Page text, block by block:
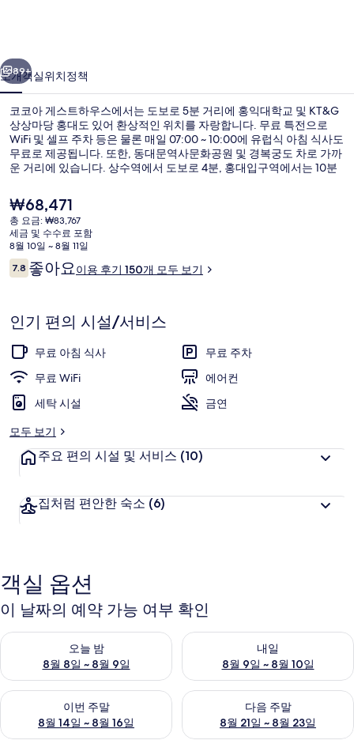
우
스
의
사
진
갤
러
리
다음
89+
소개객실위치정책
코코아 게스트하우스에서는 도보로 5분 거리에 홍익대학교 및 KT&G
상상마당 홍대도 있어 환상적인 위치를 자랑합니다. 무료 특전으로
WiFi 및 셀프 주차 등은 물론 매일 07:00 ~ 10:00에 유럽식 아침 식사도
무료로 제공됩니다. 또한, 동대문역사문화공원 및 경복궁도 차로 가까
운 거리에 있습니다. 상수역에서 도보로 4분, 홍대입구역에서는 10분
현
재
가
격
은
₩68,471
₩68,471
총 요금: ₩83,767
세금 및 수수료 포함
8월 10일 ~ 8월 11일
이
용
기
7.810점 만점 중 7.8점.
좋아요이용 후기 150개 모두 보기
인기 편의 시설/서비스
무료 아침 식사
무료 주차
무료 WiFi
에어컨
세탁 시설
금연
모두 보기
주요 편의 시설 및 서비스 (10)
집처럼 편안한 숙소 (6)
객실 옵션
이 날짜의 예약 가능 여부 확인
오늘 밤
8월 8일 ~ 8월 9일
오늘 밤 예약 가능 여부 확인, 8월 8일 ~ 8월 9일
내일
8월 9일 ~ 8월 10일
내일 예약 가능 여부 확인, 8월
이번 주말
8월 14일 ~ 8월 16일
이번 주말 예약 가능 여부 확인, 8월 14일 ~ 8월 16일
다음 주말
8월 21일 ~ 8월 23일
다음 주말 예약 가능 여부 확인